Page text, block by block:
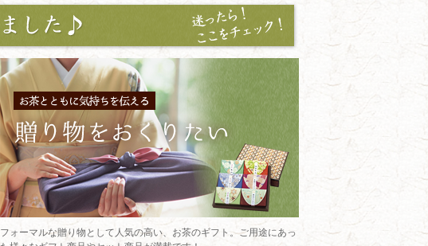
フォーマルな贈り物として人気の高い、お茶のギフト。ご用途にあっ